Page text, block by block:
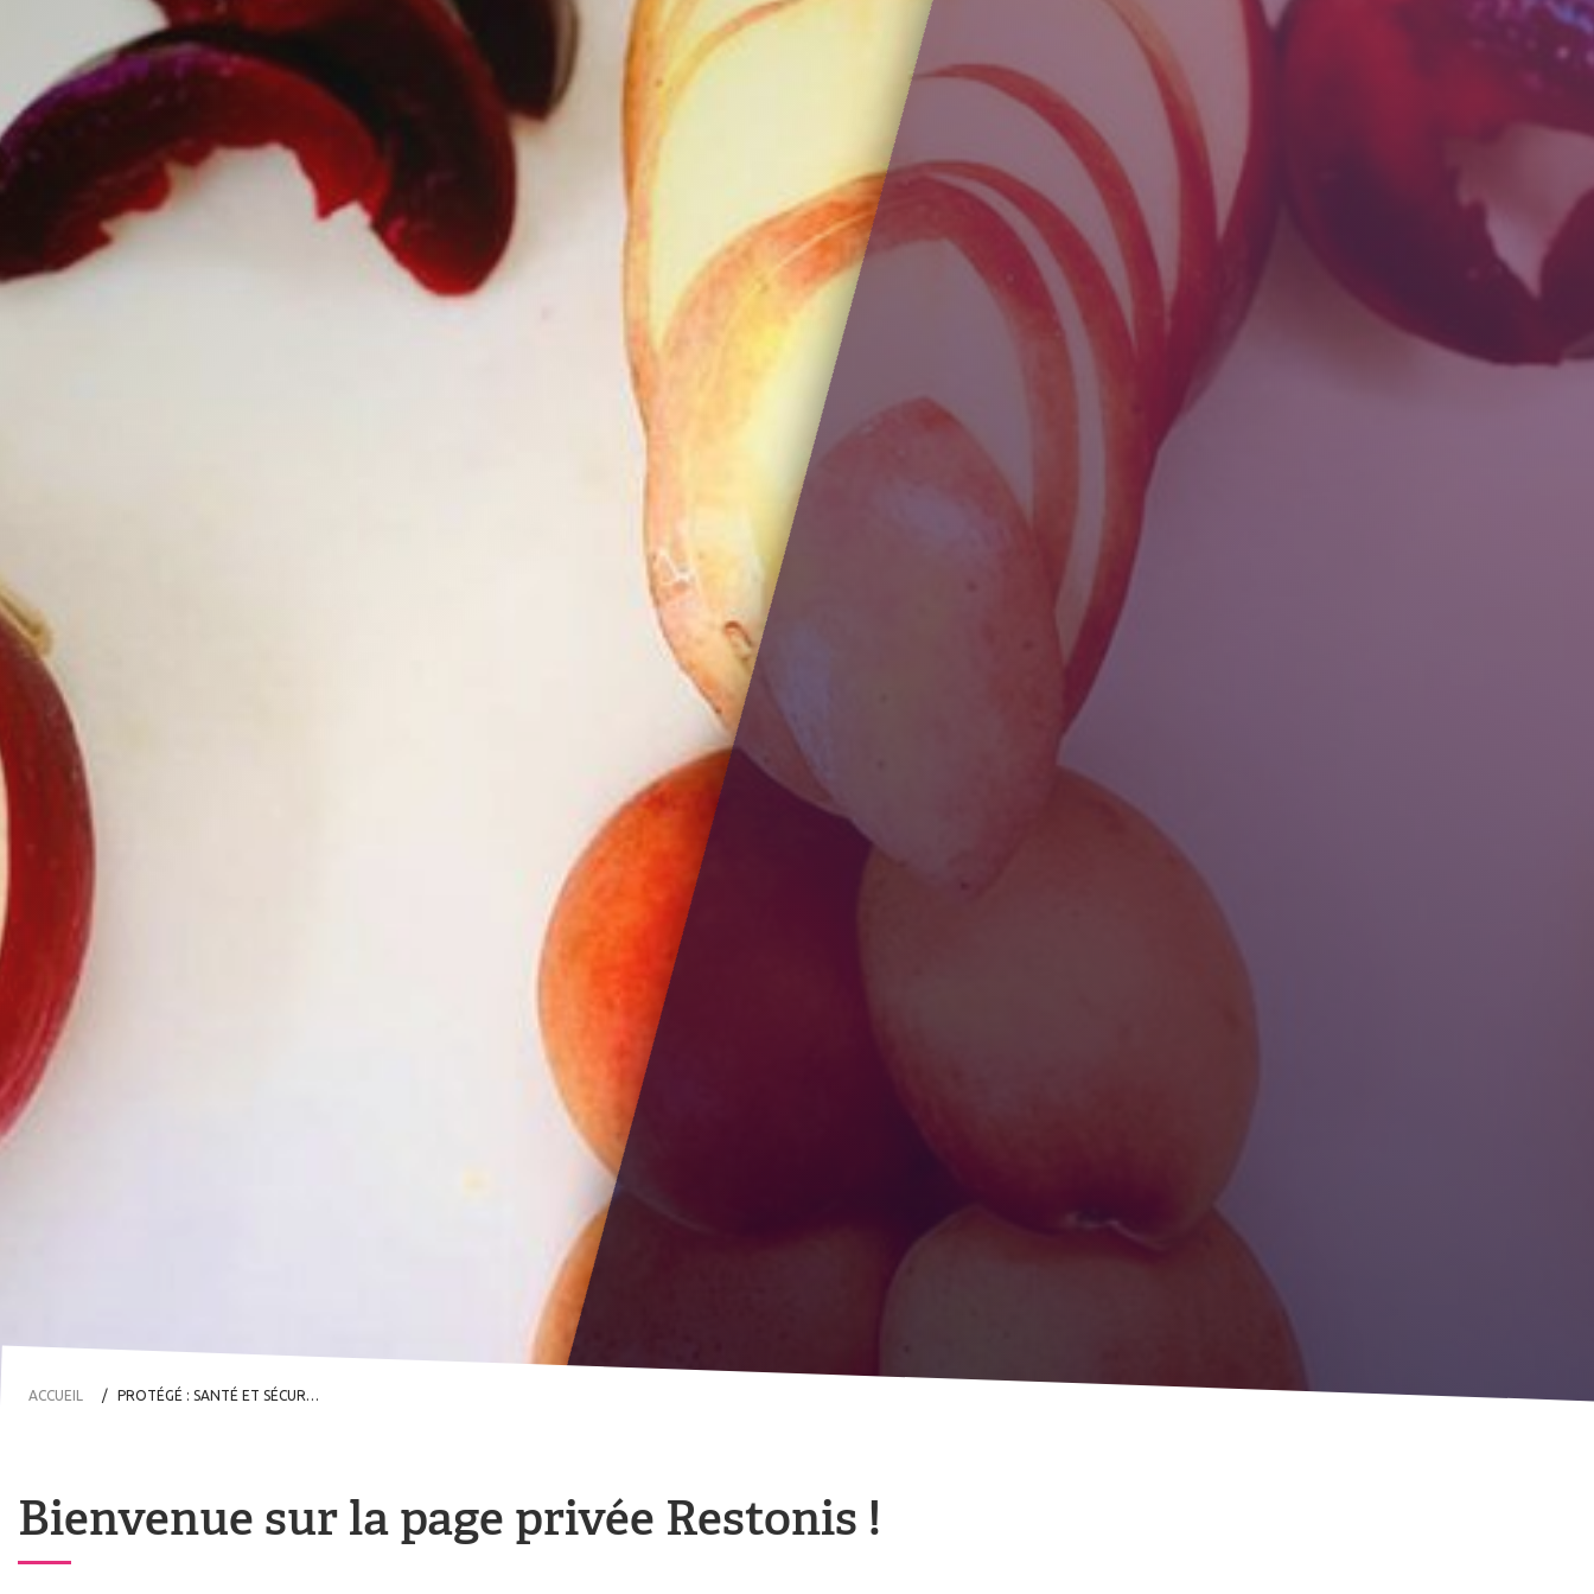
ACCUEIL PROTÉGÉ : SANTÉ ET SÉCURITÉ AU TRAVAIL
Bienvenue sur la page privée Restonis !